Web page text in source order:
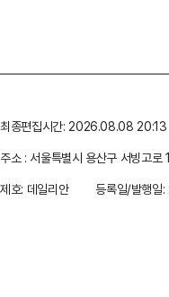
최종편집시간: 2026.08.08 20:13
주소 : 서울특별시 용산구 서빙고
제호: 데일리안
등록일/발행